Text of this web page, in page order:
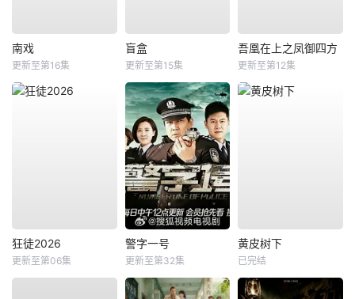
南戏
更新至第16集
盲盒
更新至第15集
吾凰在上之凤御四方
更新至第12集
狂徒2026
更新至第06集
警字一号
更新至第32集
黄皮树下
已完结